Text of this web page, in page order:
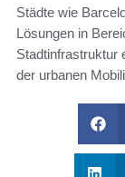
Städte wie
Lösungen in
Stadtinfrastruktur
der urbanen